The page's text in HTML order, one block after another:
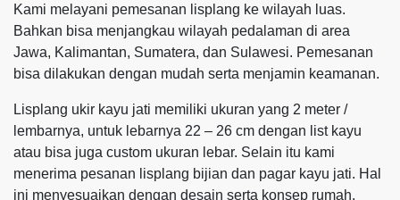
Kami melayani pemesanan lisplang ke wilayah luas.
Bahkan bisa menjangkau wilayah pedalaman di area
Jawa, Kalimantan, Sumatera, dan Sulawesi. Pemesanan
bisa dilakukan dengan mudah serta menjamin keamanan.
Lisplang ukir kayu jati memiliki ukuran yang 2 meter /
lembarnya, untuk lebarnya 22 – 26 cm dengan list kayu
atau bisa juga custom ukuran lebar. Selain itu kami
menerima pesanan lisplang bijian dan pagar kayu jati. Hal
ini menyesuaikan dengan desain serta konsep rumah.